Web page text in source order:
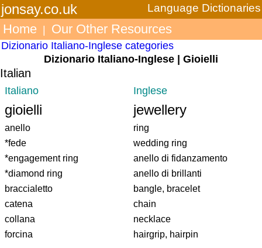
jonsay.co.uk Language Dictionaries
Home Our Other Resources
Dizionario Italiano-Inglese categories
Dizionario Italiano-Inglese | Gioielli
Italian
Italiano Inglese
gioielli jewellery
anello
ring
*fede
wedding ring
*engagement ring
anello di fidanzamento
*diamond ring
anello di brillanti
braccialetto
bangle, bracelet
catena
chain
collana
necklace
forcina
hairgrip, hairpin